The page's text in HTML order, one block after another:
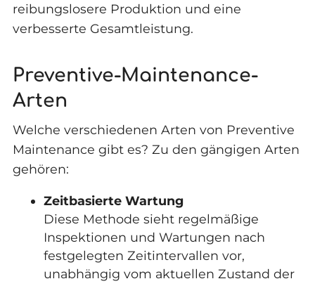
reibungslosere Produktion und eine
verbesserte Gesamtleistung.
Preventive-Maintenance-
Arten
Welche verschiedenen Arten von Preventive
Maintenance gibt es? Zu den gängigen Arten
gehören:
Zeitbasierte Wartung
Diese Methode sieht regelmäßige
Inspektionen und Wartungen nach
festgelegten Zeitintervallen vor,
unabhängig vom aktuellen Zustand der